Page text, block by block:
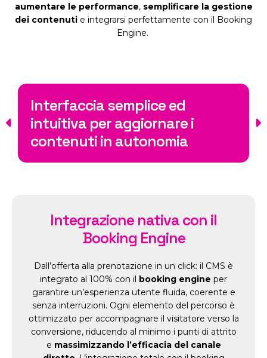
aumentare le performance, semplificare la gestione
dei contenuti e integrarsi perfettamente con il Booking
Engine.
ed
i
autonomia
Training
tutorial
assistenza
Integrazione nativa con il
Booking Engine
Dall’offerta alla prenotazione in un click: il CMS è
integrato al 100% con il booking engine per
garantire un’esperienza utente fluida, coerente e
senza interruzioni. Ogni elemento del percorso è
ottimizzato per accompagnare il visitatore verso la
conversione, riducendo al minimo i punti di attrito
e massimizzando l’efficacia del canale